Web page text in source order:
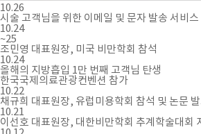
10.26
시술 고객님을 위한 이메일 및 문자 발송 서비스
10.24
~25
조민영 대표원장, 미국 비만학회 참석
10.24
올해의 지방흡입 1만 번째 고객님 탄생
한국국제의료관광컨벤션 참가
10.22
채규희 대표원장, 유럽미용학회 참석 및 논문
10.21
이선호 대표원장, 대한비만학회 추계학술대회